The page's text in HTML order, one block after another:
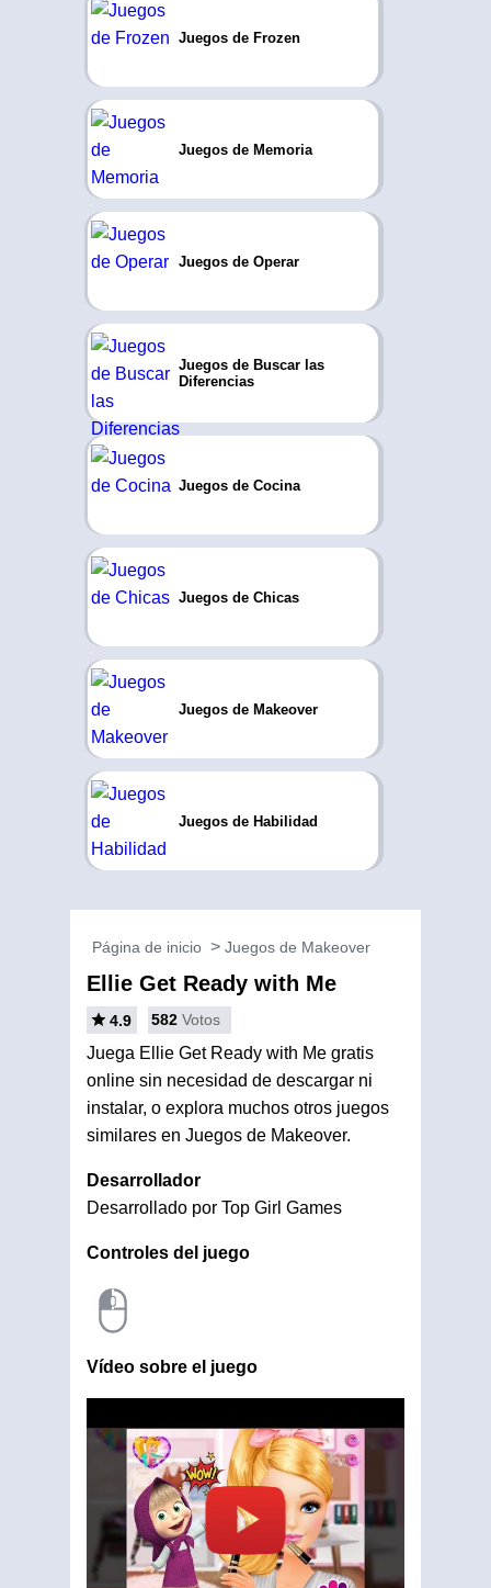
Juegos de Frozen
Juegos de Memoria
Juegos de Operar
Juegos de Buscar las
Diferencias
Juegos de Cocina
Juegos de Chicas
Juegos de Makeover
Juegos de Habilidad
Página de inicio Juegos de Makeover
Ellie Get Ready with Me
4.9 582 Votos
Juega Ellie Get Ready with Me gratis
online sin necesidad de descargar ni
instalar, o explora muchos otros juegos
similares en Juegos de Makeover.
Desarrollador
Desarrollado por Top Girl Games
Controles del juego
Vídeo sobre el juego